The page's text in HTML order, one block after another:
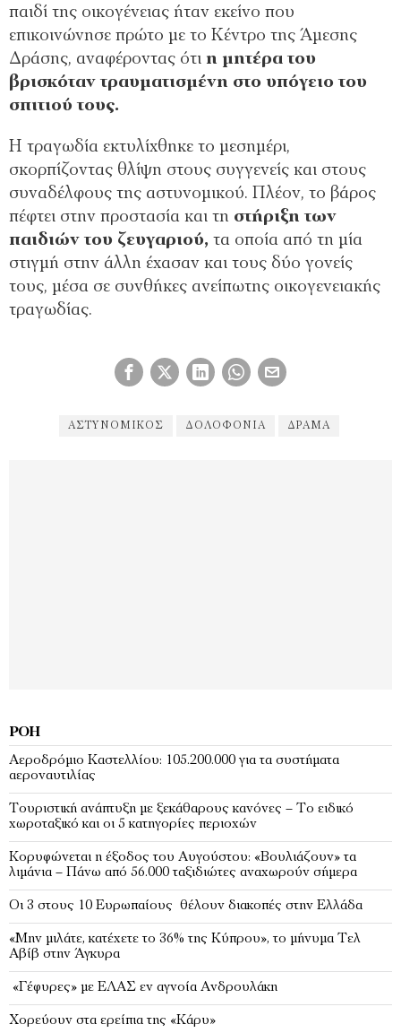
παιδί της οικογένειας ήταν εκείνο που
επικοινώνησε πρώτο με το Κέντρο της Άμεσης
Δράσης, αναφέροντας ότι η μητέρα του
βρισκόταν τραυματισμένη στο υπόγειο του
σπιτιού τους.
Η τραγωδία εκτυλίχθηκε το μεσημέρι,
σκορπίζοντας θλίψη στους συγγενείς και στους
συναδέλφους της αστυνομικού. Πλέον, το βάρος
πέφτει στην προστασία και τη στήριξη των
παιδιών του ζευγαριού, τα οποία από τη μία
στιγμή στην άλλη έχασαν και τους δύο γονείς
τους, μέσα σε συνθήκες ανείπωτης οικογενειακής
τραγωδίας.
ΑΣΤΥΝΟΜΙΚΌΣ ΔΟΛΟΦΟΝΊΑ ΔΡΑΜΑ
ΡΟΉ
Αεροδρόμιο Καστελλίου: 105.200.000 για τα συστήματα
αεροναυτιλίας
Τουριστική ανάπτυξη με ξεκάθαρους κανόνες – Το ειδικό
χωροταξικό και οι 5 κατηγορίες περιοχών
Κορυφώνεται η έξοδος του Αυγούστου: «Βουλιάζουν» τα
λιμάνια – Πάνω από 56.000 ταξιδιώτες αναχωρούν σήμερα
Οι 3 στους 10 Ευρωπαίους θέλουν διακοπές στην Ελλάδα
«Μην μιλάτε, κατέχετε το 36% της Κύπρου», το μήνυμα Τελ
Αβίβ στην Άγκυρα
«Γέφυρες» με ΕΛΑΣ εν αγνοία Ανδρουλάκη
Χορεύουν στα ερείπια της «Κάρυ»